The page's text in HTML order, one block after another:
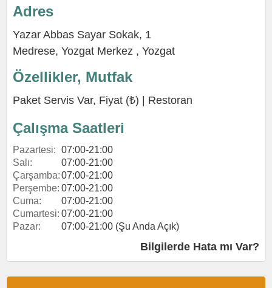
Adres
Yazar Abbas Sayar Sokak, 1
Medrese, Yozgat Merkez , Yozgat
Özellikler, Mutfak
Paket Servis Var, Fiyat (₺) | Restoran
Çalışma Saatleri
Pazartesi: 07:00-21:00
Salı:
07:00-21:00
Çarşamba:07:00-21:00
Perşembe: 07:00-21:00
Cuma:
07:00-21:00
Cumartesi: 07:00-21:00
Pazar:
07:00-21:00 (Şu Anda Açık)
Bilgilerde Hata mı Var?